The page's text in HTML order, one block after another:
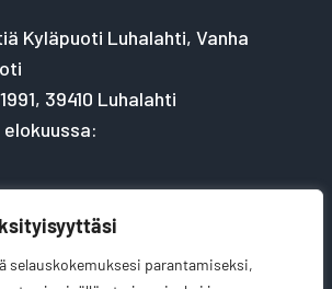
selauskokemuksesi parantamiseksi,
Kyläpuoti Luhalahti, Vanha
39410 Luhalahti
elokuussa: